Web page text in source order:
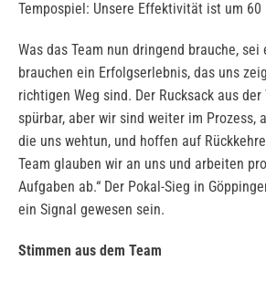
Tempospiel: Unsere Effektivität ist um 60
Was das Team nun dringend brauche, sei
brauchen ein Erfolgserlebnis, das uns
richtigen Weg sind. Der Rucksack aus
spürbar, aber wir sind weiter im Prozess,
die uns wehtun, und hoffen auf
Team glauben wir an uns und arbeiten
Aufgaben ab.“ Der Pokal-Sieg in
ein Signal gewesen sein.
Stimmen aus dem Team